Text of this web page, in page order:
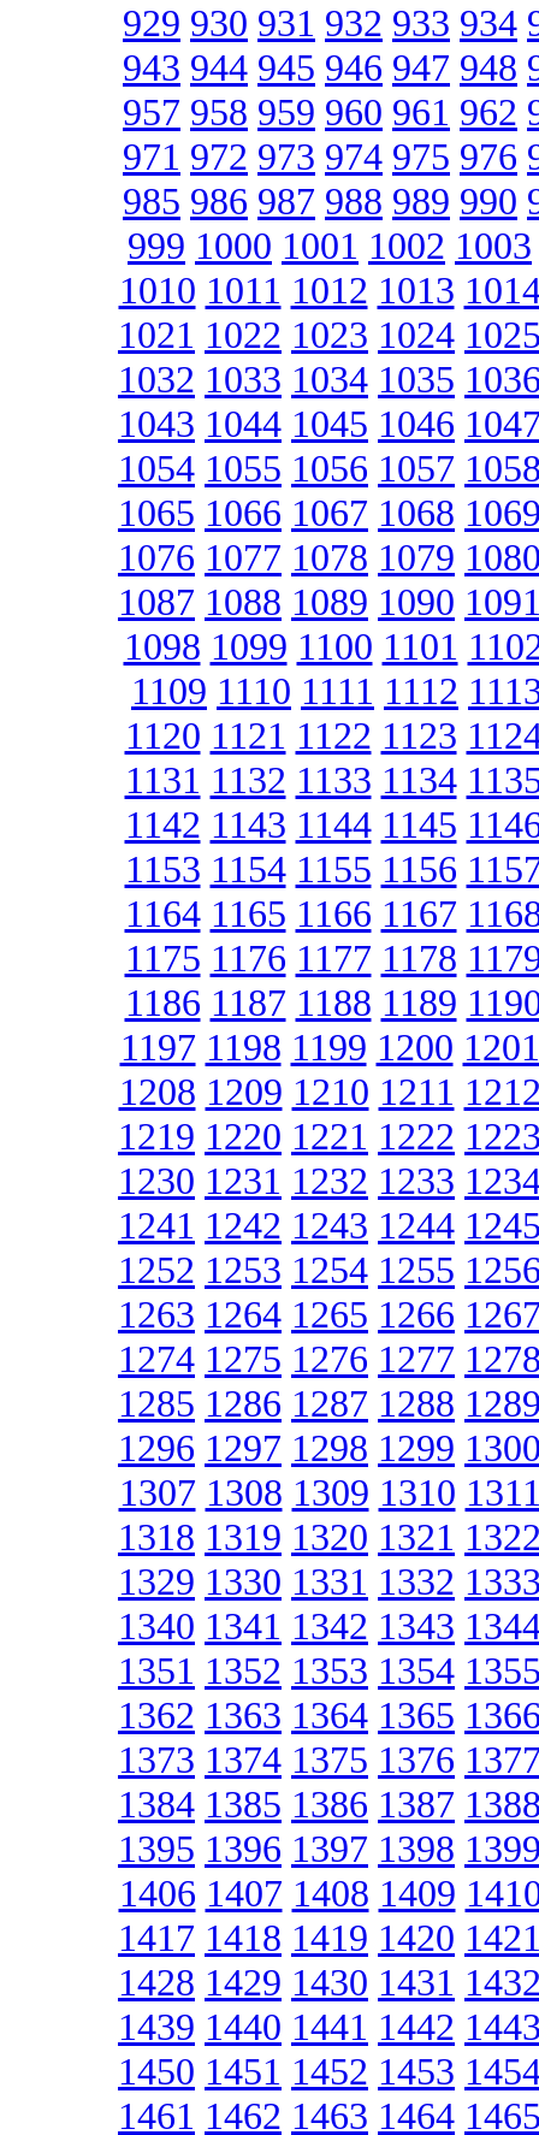
929 930 931 932 933 934
943 944 945 946 947 948
957 958 959 960 961 962
971 972 973 974 975 976
985 986 987 988 989 990
999 1000 1001 1002 1003
1010 1011 1012 1013
1021 1022 1023 1024
1032 1033 1034 1035
1043 1044 1045 1046
1054 1055 1056 1057
1065 1066 1067 1068
1076 1077 1078 1079
1087 1088 1089 1090
1098 1099 1100 1101
1109 1110 1111 1112
1120 1121 1122 1123
1131 1132 1133 1134
1142 1143 1144 1145
1153 1154 1155 1156
1164 1165 1166 1167
1175 1176 1177 1178
1186 1187 1188 1189
1197 1198 1199 1200 1201
1208 1209 1210 1211
1219 1220 1221 1222
1230 1231 1232 1233
1241 1242 1243 1244
1252 1253 1254 1255
1263 1264 1265 1266
1274 1275 1276 1277
1285 1286 1287 1288
1296 1297 1298 1299
1307 1308 1309 1310
1318 1319 1320 1321
1329 1330 1331 1332
1340 1341 1342 1343
1351 1352 1353 1354
1362 1363 1364 1365
1373 1374 1375 1376
1384 1385 1386 1387
1395 1396 1397 1398
1406 1407 1408 1409
1417 1418 1419 1420
1428 1429 1430 1431
1439 1440 1441 1442
1450 1451 1452 1453
1461 1462 1463 1464